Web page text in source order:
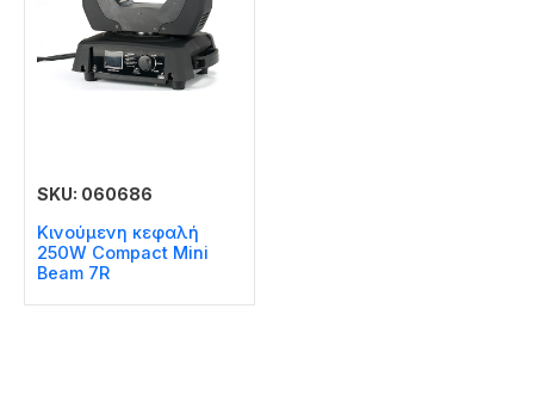
SKU: 060686
Κινούμενη κεφαλή
250W Compact Mini
Beam 7R